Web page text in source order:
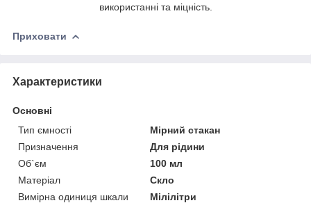
використанні та міцність.
Приховати
Характеристики
Основні
Тип ємності
Мірний стакан
Призначення
Для рідини
Об`єм
100 мл
Матеріал
Скло
Вимірна одиниця шкали
Мілілітри